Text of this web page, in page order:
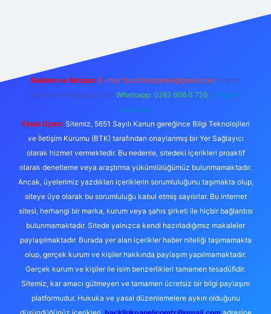
Reklam ve İletişim: E-mail: backlinkpaneli@gmail.com Teams:
forumhizmeti@gmail.com Whatsapp: 0262 606 0 726 Telegram:
@karabul
Yasal Uyarı: Sitemiz, 5651 Sayılı Kanun gereğince Bilgi Teknolojileri
ve İletişim Kurumu (BTK) tarafından onaylanmış bir Yer Sağlayıcı
olarak hizmet vermektedir. Bu nedenle, sitedeki içerikleri proaktif
olarak denetleme veya araştırma yükümlülüğümüz bulunmamaktadır.
Ancak, üyelerimiz yazdıkları içeriklerin sorumluluğunu taşımakta olup,
siteye üye olarak bu sorumluluğu kabul etmiş sayılırlar. Bu internet
sitesi, herhangi bir marka, kurum veya şahıs şirketi ile hiçbir bağlantısı
bulunmamaktadır. Sitede yalnızca kendi hazırladığımız makaleler
paylaşılmaktadır. Burada yer alan içerikler haber niteliği taşımamakta
olup, gerçek kurum ve kişiler hakkında paylaşım yapılmamaktadır.
Gerçek kurum ve kişiler ile isim benzerlikleri tamamen tesadüfidir.
Sitemiz, kar amacı gütmeyen ve tamamen ücretsiz bir bilgi paylaşım
platformudur. Hukuka ve yasal düzenlemelere aykırı olduğunu